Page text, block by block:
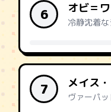
6 オビ＝
冷静沈着
7 メイス
ヴァーパ